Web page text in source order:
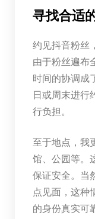
寻找合适
约见抖音粉丝
由于粉丝遍布
时间的协调成
日或周末进行
行负担。
至于地点，我
馆、公园等。
保证安全。当
点见面，这种
的身份真实可